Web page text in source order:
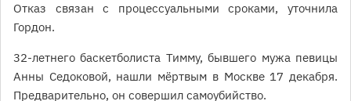
Отказ связан с процессуальными сроками, уточнила
Гордон.
32-летнего баскетболиста Тимму, бывшего мужа певицы
Анны Седоковой, нашли мёртвым в Москве 17 декабря.
Предварительно, он совершил самоубийство.